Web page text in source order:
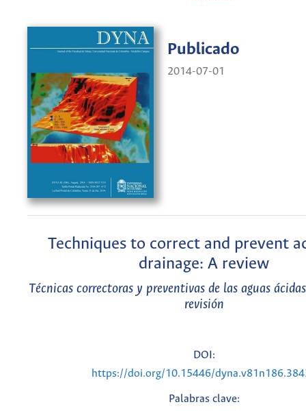
Publicado
2014-07-01
Techniques to correct and prevent
drainage: A review
Técnicas correctoras y preventivas de las aguas
revisión
DOI:
https://doi.org/10.15446/
Palabras clave: